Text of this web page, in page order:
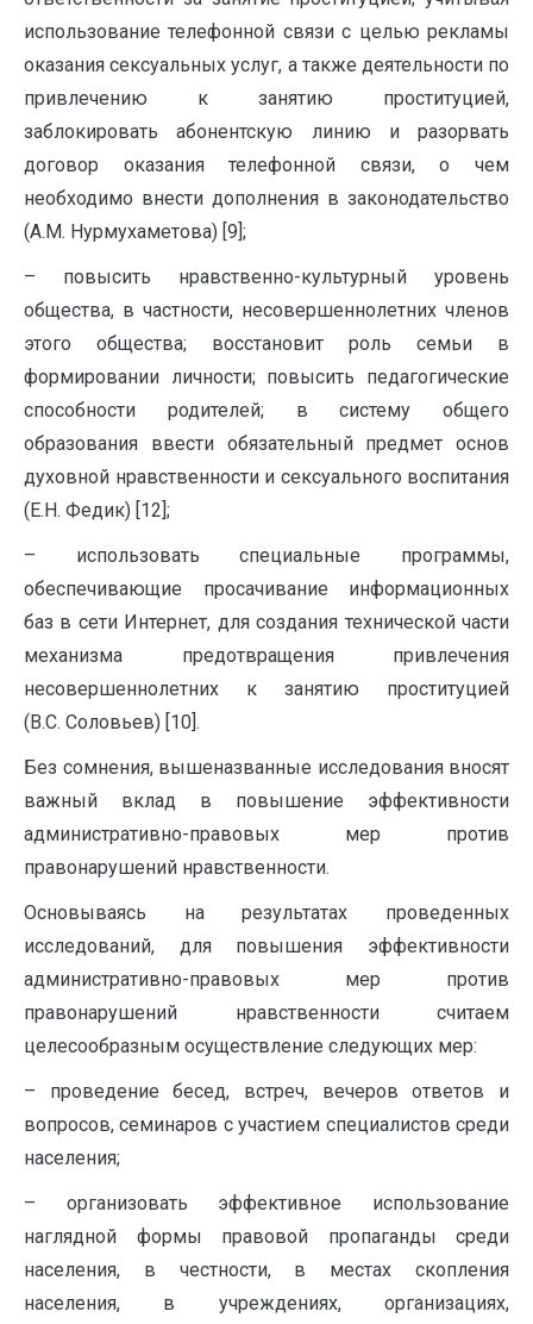
использование телефонной связи с целью рекламы
оказания сексуальных услуг, а также деятельности по
привлечению к занятию проституцией,
заблокировать абонентскую линию и разорвать
договор оказания телефонной связи, о чем
необходимо внести дополнения в законодательство
(А.М. Нурмухаметова) [9];
– повысить нравственно-культурный уровень
общества, в частности, несовершеннолетних членов
этого общества; восстановит роль семьи в
формировании личности; повысить педагогические
способности родителей; в систему общего
образования ввести обязательный предмет основ
духовной нравственности и сексуального воспитания
(Е.Н. Федик) [12];
– использовать специальные программы,
обеспечивающие просачивание информационных
баз в сети Интернет, для создания технической части
механизма предотвращения привлечения
несовершеннолетних к занятию проституцией
(В.С. Соловьев) [10].
Без сомнения, вышеназванные исследования вносят
важный вклад в повышение эффективности
административно-правовых мер против
правонарушений нравственности.
Основываясь на результатах проведенных
исследований, для повышения эффективности
административно-правовых мер против
правонарушений нравственности считаем
целесообразным осуществление следующих мер:
– проведение бесед, встреч, вечеров ответов и
вопросов, семинаров с участием специалистов среди
населения;
– организовать эффективное использование
наглядной формы правовой пропаганды среди
населения, в честности, в местах скопления
населения, в учреждениях, организациях,